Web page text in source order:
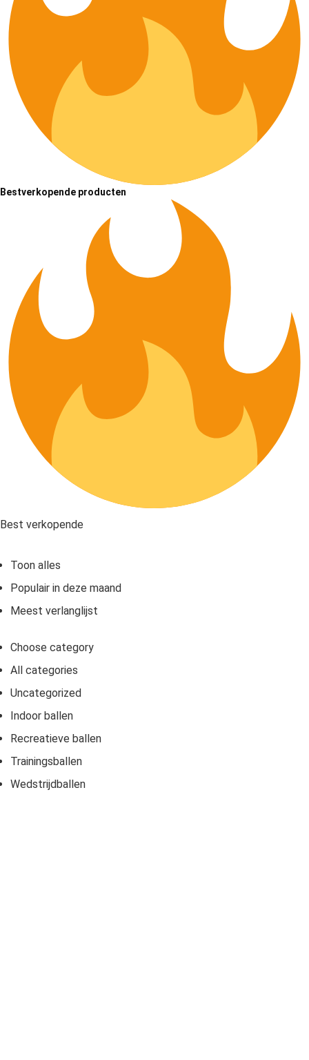
Bestverkopende producten
Best verkopende
Toon alles
Populair in deze maand
Meest verlanglijst
Choose category
All categories
Uncategorized
Indoor ballen
Recreatieve ballen
Trainingsballen
Wedstrijdballen